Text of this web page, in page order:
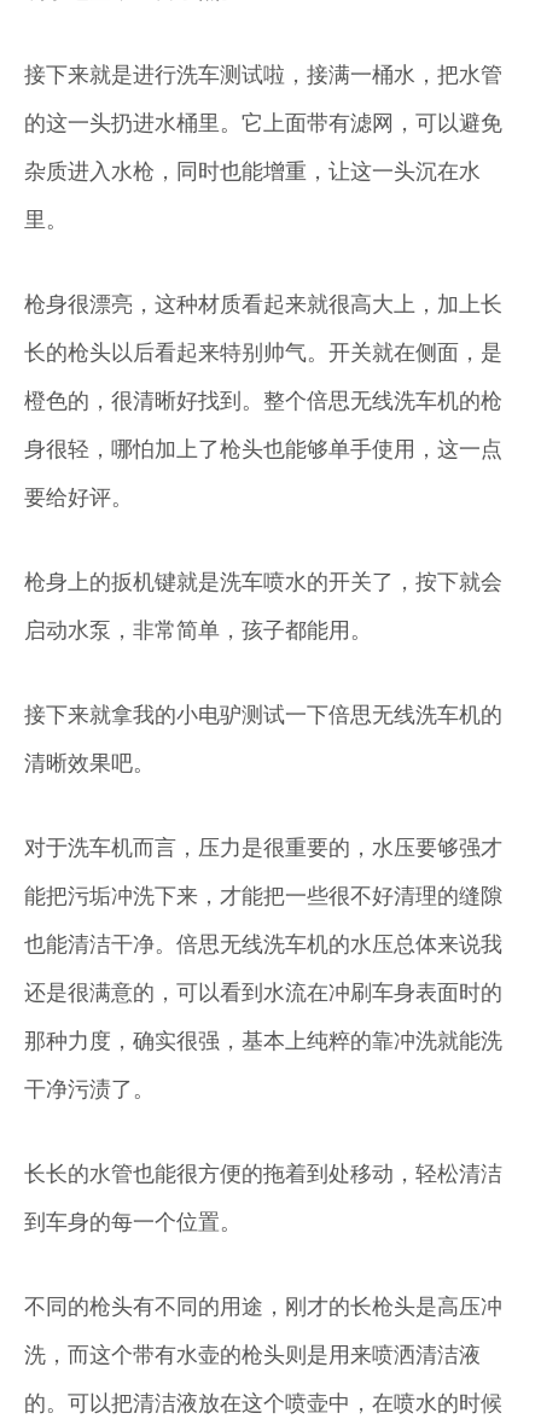
接下来就是进行洗车测试啦，接满一桶水，把水管
的这一头扔进水桶里。它上面带有滤网，可以避免
杂质进入水枪，同时也能增重，让这一头沉在水
里。
枪身很漂亮，这种材质看起来就很高大上，加上长
长的枪头以后看起来特别帅气。开关就在侧面，是
橙色的，很清晰好找到。整个倍思无线洗车机的枪
身很轻，哪怕加上了枪头也能够单手使用，这一点
要给好评。
枪身上的扳机键就是洗车喷水的开关了，按下就会
启动水泵，非常简单，孩子都能用。
接下来就拿我的小电驴测试一下倍思无线洗车机的
清晰效果吧。
对于洗车机而言，压力是很重要的，水压要够强才
能把污垢冲洗下来，才能把一些很不好清理的缝隙
也能清洁干净。倍思无线洗车机的水压总体来说我
还是很满意的，可以看到水流在冲刷车身表面时的
那种力度，确实很强，基本上纯粹的靠冲洗就能洗
干净污渍了。
长长的水管也能很方便的拖着到处移动，轻松清洁
到车身的每一个位置。
不同的枪头有不同的用途，刚才的长枪头是高压冲
洗，而这个带有水壶的枪头则是用来喷洒清洁液
的。可以把清洁液放在这个喷壶中，在喷水的时候